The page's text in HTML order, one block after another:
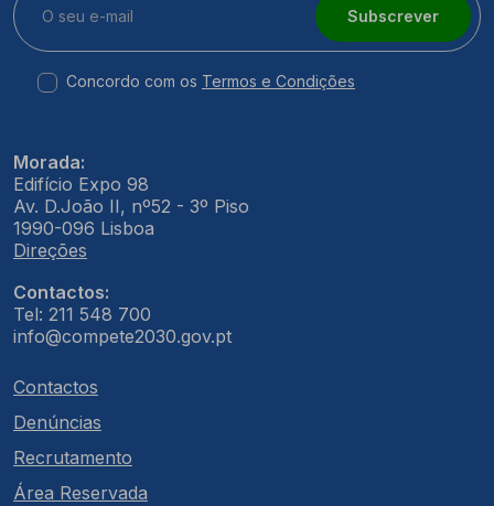
Subscrever
Concordo com os Termos e Condições
Morada:
Edifício Expo 98
Av. D.João II, nº52 - 3º Piso
1990-096 Lisboa
Direções
Contactos:
Tel: 211 548 700
info@compete2030.gov.pt
Contactos
Denúncias
Recrutamento
Área Reservada